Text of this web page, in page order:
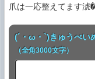
爪は一応整えてます淲
(´・ω・`)きゅうべい
（全角3000文字）